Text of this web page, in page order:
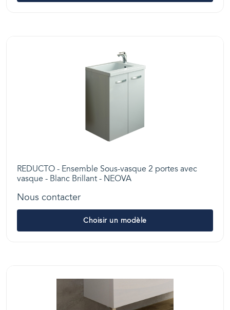
REDUCTO - Ensemble Sous-vasque 2 portes avec
vasque - Blanc Brillant - NEOVA
Nous contacter
Choisir un modèle